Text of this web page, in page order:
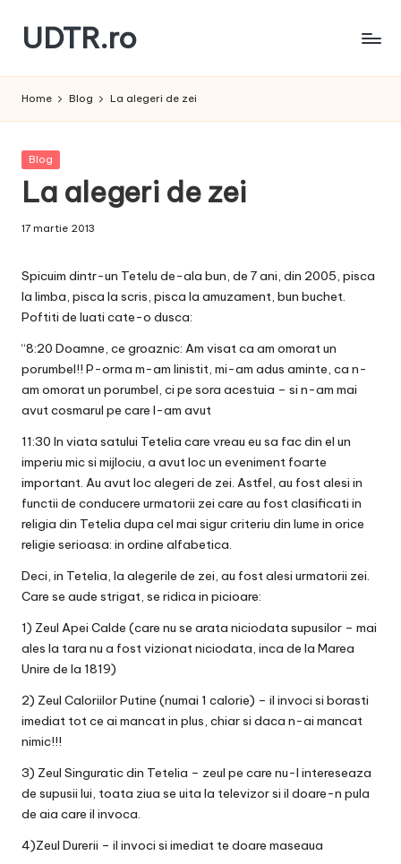
Skip
content
UDTR.ro
te
Home Blog La alegeri de zei
Posted
Blog
La alegeri de zei
17 martie 2013
Spicuim dintr-un Tetelu de-ala bun, de 7 ani, din 2005, pisca
la limba, pisca la scris, pisca la amuzament, bun buchet.
Poftiti de luati cate-o dusca:
“8:20 Doamne, ce groaznic: Am visat ca am omorat un
porumbel!! P-orma m-am linistit, mi-am adus aminte, ca n-
am omorat un porumbel, ci pe sora acestuia – si n-am mai
avut cosmarul pe care l-am avut
11:30 In viata satului Tetelia care vreau eu sa fac din el un
imperiu mic si mijlociu, a avut loc un eveniment foarte
important. Au avut loc alegeri de zei. Astfel, au fost alesi in
functii de conducere urmatorii zei care au fost clasificati in
religia din Tetelia dupa cel mai sigur criteriu din lume in orice
religie serioasa: in ordine alfabetica.
Deci, in Tetelia, la alegerile de zei, au fost alesi urmatorii zei.
Care se aude strigat, se ridica in picioare:
1) Zeul Apei Calde (care nu se arata niciodata supusilor – mai
ales la tara nu a fost vizionat niciodata, inca de la Marea
Unire de la 1819)
2) Zeul Caloriilor Putine (numai 1 calorie) – il invoci si borasti
imediat tot ce ai mancat in plus, chiar si daca n-ai mancat
nimic!!!
3) Zeul Singuratic din Tetelia – zeul pe care nu-l intereseaza
de supusii lui, toata ziua se uita la televizor si il doare-n pula
de aia care il invoca.
4)Zeul Durerii – il invoci si imediat te doare maseaua